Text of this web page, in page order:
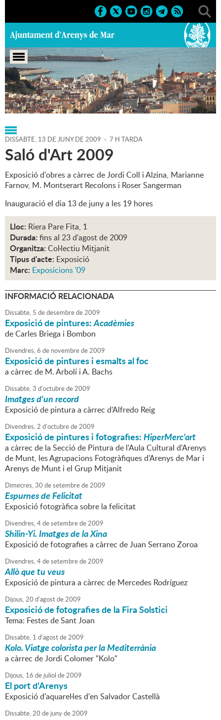
Portada > Regidories > Cultura > Agenda > 13-06-2009
DISSABTE, 13 DE JUNY DE 2009 - 7 H TARDA
Saló d'Art 2009
Exposició d'obres a càrrec de Jordi Coll i Alzina, Marianne
Farnov, M. Montserart Recolons i Roser Sangerman
Inauguració el dia 13 de juny a les 19 hores
Lloc: Riera Pare Fita, 1
Durada: fins al 23 d'agost de 2009
Organitza: Col·lectiu Mitjanit
Tipus d'acte: Exposició
Marc: Exposicions '09
INFORMACIÓ RELACIONADA
Dissabte, 5 dedesembrede2009
Exposició de pintures:Acadèmies
de Carles Briega i Bombon
Divendres,6 de novembrede2009
Exposició de pintures i esmalts al foc
a càrrec de M. Arbolí i A. Bachs
Dissabte,3 d'octubrede2009
Imatges d'un record
Exposició de pintura a càrrec d'Alfredo Reig
Divendres,2 d'octubrede2009
Exposició de pintures i fotografies:HiperMerc'art
a càrrec de la Secció de Pintura de l'Aula Cultural d'Arenys
de Munt, les Agrupacions Fotogràfiques d'Arenys de Mar i
Arenys de Munt i el Grup Mitjanit
Dimecres,30 desetembrede2009
Espurnes de Felicitat
Exposició fotogràfica sobre la felicitat
Divendres,4desetembrede2009
Shilin-Yi. Imatges de la Xina
Exposició de fotografies a càrrec de Juan Serrano Zoroa
Divendres,4desetembrede2009
Allò que tu veus
Exposició de pintura a càrrec de Mercedes Rodríguez
Dijous,20 d'agostde2009
Exposició de fotografies de la Fira Solstici
Tema: Festes de Sant Joan
Dissabte, 1 d'agostde2009
Kolo. Viatge colorista per la Mediterrània
a càrrec de Jordi Colomer "Kolo"
Dijous, 16 de juliol de2009
El port d'Arenys
Exposició d'aquarel·les d'en Salvador Castellà
Dissabte,20 de junyde2009